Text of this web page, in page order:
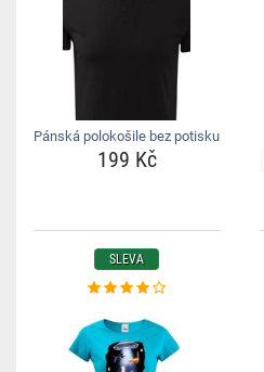
Pánská polokošile bez potisku
199 Kč
SLEVA